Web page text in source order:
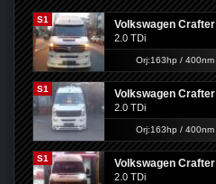
S1 Volkswagen Crafter
2.0 TDi
Orj:163hp / 400nm
S1 Volkswagen Crafter
2.0 TDi
Orj:163hp / 400nm
S1 Volkswagen Crafter
2.0 TDi